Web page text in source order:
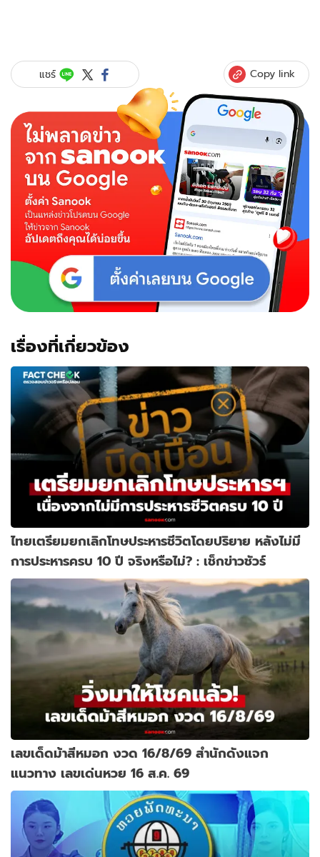
แชร์ Copy link
เรื่องที่เกี่ยวข้อง
ไทยเตรียมยกเลิกโทษประหารชีวิตโดยปริยาย หลังไม่มี
การประหารครบ 10 ปี จริงหรือไม่? : เช็กข่าวชัวร์
เลขเด็ดม้าสีหมอก งวด 16/8/69 สำนักดังแจก
แนวทาง เลขเด่นหวย 16 ส.ค. 69